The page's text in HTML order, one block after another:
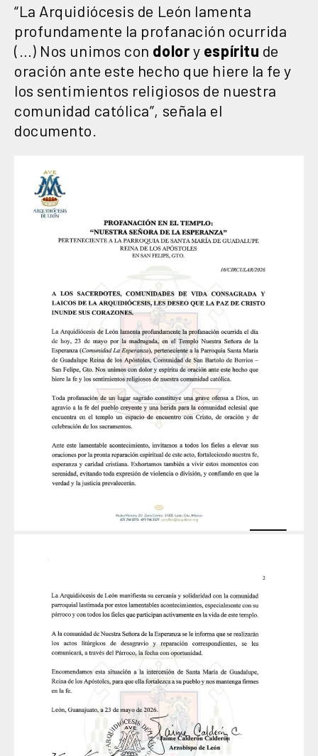
“La Arquidiócesis de León lamenta
profundamente la profanación ocurrida
(…) Nos unimos con dolory espíritu de
oración ante este hecho que hiere la fe y
los sentimientos religiosos de nuestra
comunidad católica”, señala el
documento.